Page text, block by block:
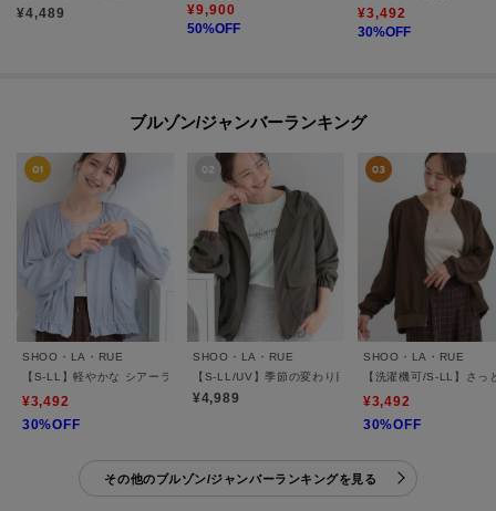
¥4,489 ¥9,900
50%OFF
¥3,492
30%OFF
ブルゾン/ジャンバーランキング
SHOO・LA・RUE
【S-LL】軽やかな シアーライトブルゾン
¥3,492
30%OFF
SHOO・LA・RUE
【S-LL/UV】季節の変わり目に ゴールドパーツが上品
¥4,989
SHOO・LA・RUE
【洗濯機可/S-LL】さっ
¥3,492
30%OFF
その他のブルゾン/ジャンバーランキングを見る